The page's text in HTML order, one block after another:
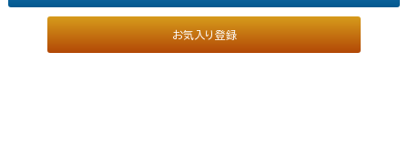
お気入り登録